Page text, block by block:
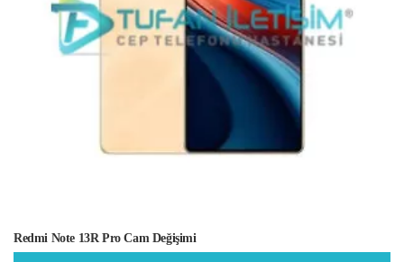
Redmi Note 13R Pro Cam Değişimi